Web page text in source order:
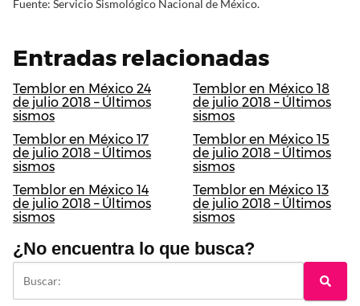
Fuente: Servicio Sismológico Nacional de México.
Entradas relacionadas
Temblor en México 24
de julio 2018 – Últimos
sismos
Temblor en México 18
de julio 2018 – Últimos
sismos
Temblor en México 17
de julio 2018 – Últimos
sismos
Temblor en México 15
de julio 2018 – Últimos
sismos
Temblor en México 14
de julio 2018 – Últimos
sismos
Temblor en México 13
de julio 2018 – Últimos
sismos
¿No encuentra lo que busca?